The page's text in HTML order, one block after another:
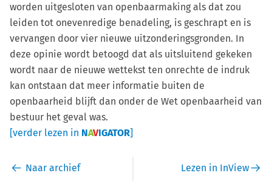
worden uitgesloten van openbaarmaking als dat zou
leiden tot onevenredige benadeling, is geschrapt en is
vervangen door vier nieuwe uitzonderingsgronden. In
deze opinie wordt betoogd dat als uitsluitend gekeken
wordt naar de nieuwe wettekst ten onrechte de indruk
kan ontstaan dat meer informatie buiten de
openbaarheid blijft dan onder de Wet openbaarheid van
bestuur het geval was.
[verder lezen in NAVIGATOR]
Naar archief Lezen in InView